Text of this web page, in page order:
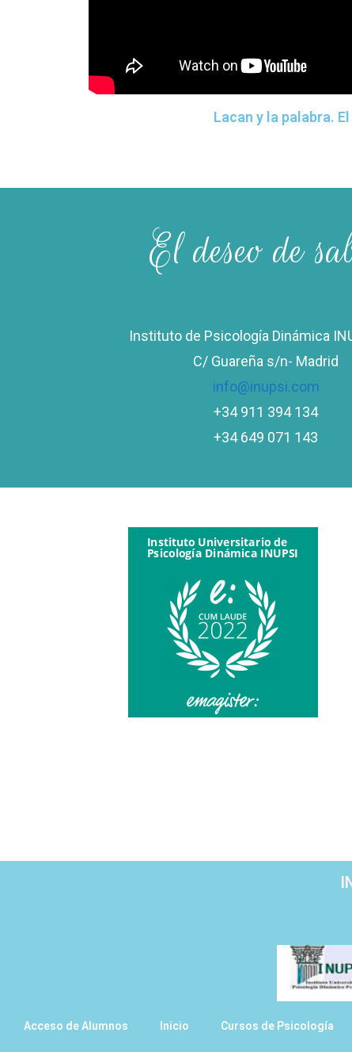
Lacan y la palabra.
El deseo de
Instituto de Psicología Dinámica
C/ Guareña s/n- Madrid
info@inupsi.com
+34 911 394 134
+34 649 071 143
Acceso de Alumnos Inicio Cursos de Psicología